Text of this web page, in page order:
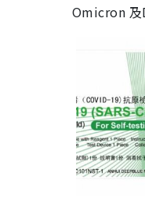
Omicron 及